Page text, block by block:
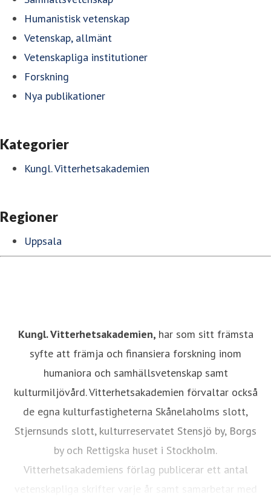
Humanistisk vetenskap
Vetenskap, allmänt
Vetenskapliga institutioner
Forskning
Nya publikationer
Kategorier
Kungl. Vitterhetsakademien
Regioner
Uppsala
Kungl. Vitterhetsakademien, har som sitt främsta
syfte att främja och finansiera forskning inom
humaniora och samhällsvetenskap samt
kulturmiljövård. Vitterhetsakademien förvaltar också
de egna kulturfastigheterna Skånelaholms slott,
Stjernsunds slott, kulturreservatet Stensjö by, Borgs
by och Rettigska huset i Stockholm.
Vitterhetsakademiens förlag publicerar ett antal
vetenskapliga skrifter varje år samt samarbetar med